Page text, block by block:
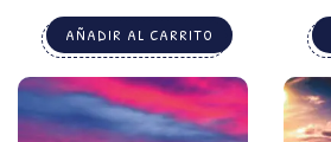
AÑADIR AL CARRITO